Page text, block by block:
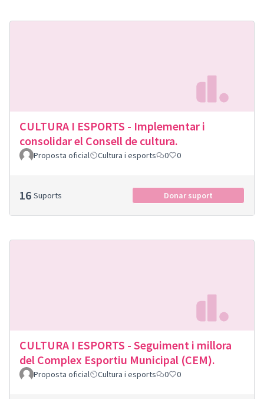
CULTURA I ESPORTS - Implementar i
consolidar el Consell de cultura.
Proposta oficial Cultura i esports 0 0
16 Suports Donar suport
CULTURA I ESPORTS - Seguiment i millora
del Complex Esportiu Municipal (CEM).
Proposta oficial Cultura i esports 0 0